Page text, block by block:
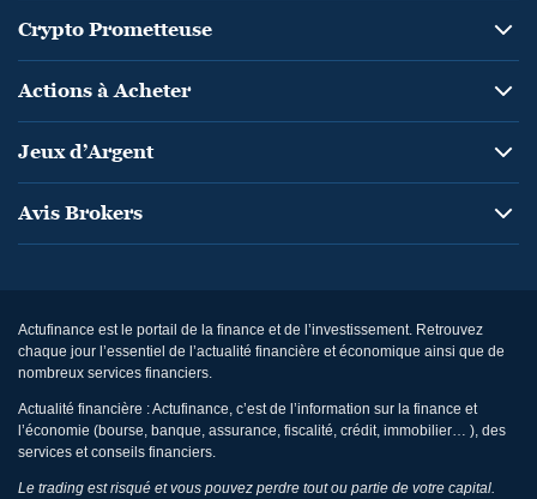
Crypto Prometteuse
Actions à Acheter
Jeux d’Argent
Avis Brokers
Actufinance est le portail de la finance et de l’investissement. Retrouvez
chaque jour l’essentiel de l’actualité financière et économique ainsi que de
nombreux services financiers.
Actualité financière : Actufinance, c’est de l’information sur la finance et
l’économie (bourse, banque, assurance, fiscalité, crédit, immobilier… ), des
services et conseils financiers.
Le trading est risqué et vous pouvez perdre tout ou partie de votre capital.